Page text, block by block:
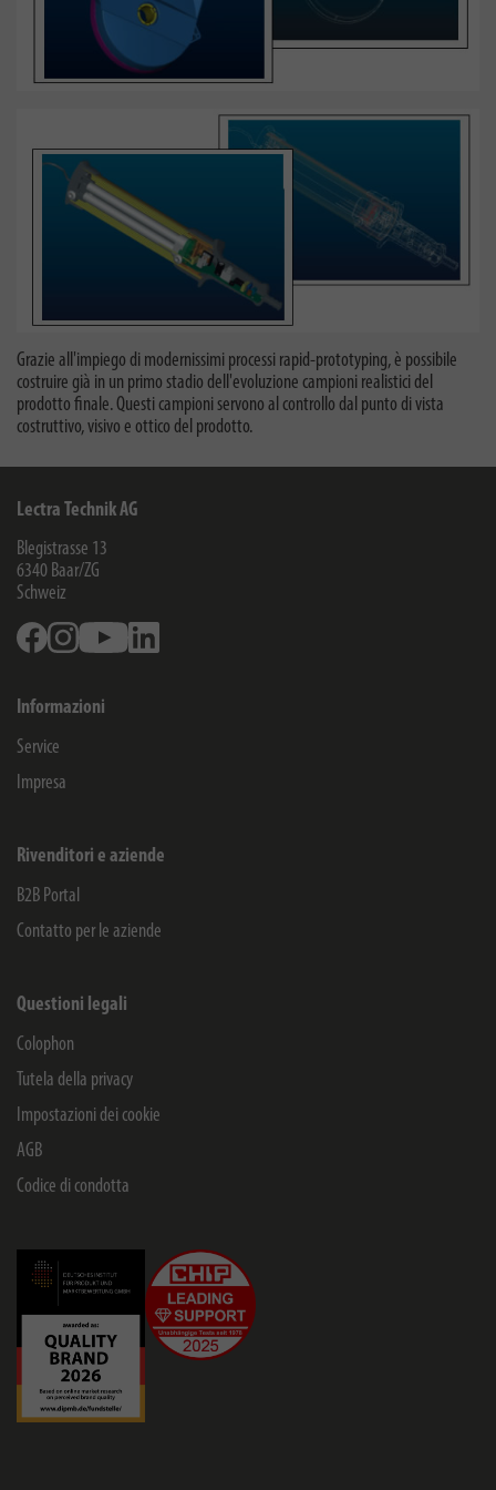
Grazie all'impiego di modernissimi processi rapid-prototyping, è possibile
costruire già in un primo stadio dell'evoluzione campioni realistici del
prodotto finale. Questi campioni servono al controllo dal punto di vista
costruttivo, visivo e ottico del prodotto.
Lectra Technik AG
Blegistrasse 13
6340 Baar/ZG
Schweiz
FacebookInstagramYoutube
Informazioni
Service
Impresa
Rivenditori e aziende
B2B Portal
Contatto per le aziende
Questioni legali
Colophon
Tutela della privacy
Impostazioni dei cookie
AGB
Codice di condotta